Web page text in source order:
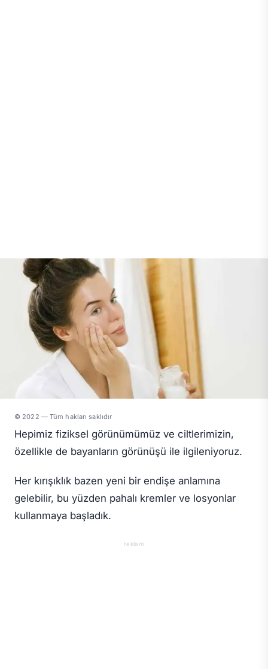
© 2022 — Tüm hakları saklıdır
Hepimiz fiziksel görünümümüz ve ciltlerimizin,
özellikle de bayanların görünüşü ile ilgileniyoruz.
Her kırışıklık bazen yeni bir endişe anlamına
gelebilir, bu yüzden pahalı kremler ve losyonlar
kullanmaya başladık.
reklam